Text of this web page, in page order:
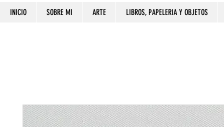
INICIO SOBRE MI ARTE LIBROS, PAPELERIA Y OBJETOS